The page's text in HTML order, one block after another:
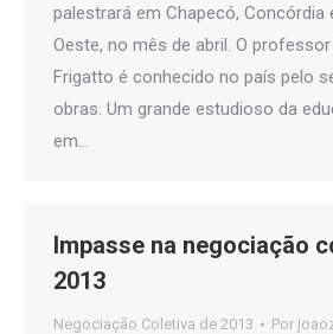
palestrará em Chapecó, Concórdia
Oeste, no mês de abril. O
Frigatto é conhecido no país pelo
obras. Um grande estudioso da
em…
Impasse na negociação
2013
Negociação Coletiva de 2013 Por